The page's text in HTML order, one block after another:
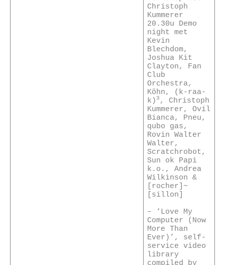
Christoph
Kummerer
20.30u Demo
night met
Kevin
Blechdom,
Joshua Kit
Clayton, Fan
Club
Orchestra,
Köhn, (k-raa-
k) 3 , Christoph
Kummerer, Ovil
Bianca, Pneu,
qubo gas,
Rovin Walter
Walter,
Scratchrobot,
Sun ok Papi
k.o., Andrea
Wilkinson &
[rocher]~
[sillon]
– ‘Love My
Computer (Now
More Than
Ever)’, self-
service video
library
compiled by